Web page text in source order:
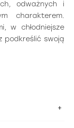
odważnych i
charakterem.
w chłodniejsze
podkreślić swoją